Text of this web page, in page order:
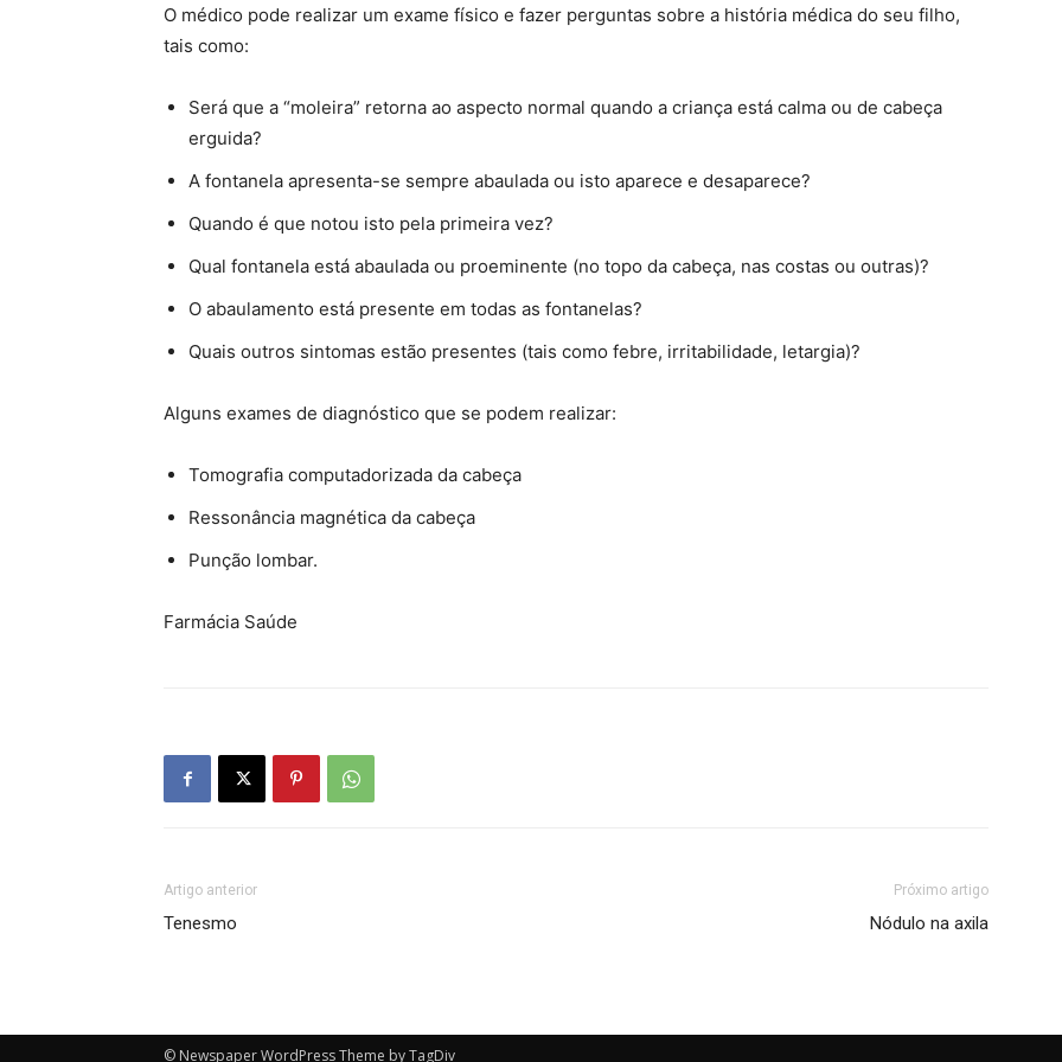
O médico pode realizar um exame físico e fazer perguntas sobre a história médica do seu filho,
tais como:
Será que a “moleira” retorna ao aspecto normal quando a criança está calma ou de cabeça
erguida?
A fontanela apresenta-se sempre abaulada ou isto aparece e desaparece?
Quando é que notou isto pela primeira vez?
Qual fontanela está abaulada ou proeminente (no topo da cabeça, nas costas ou outras)?
O abaulamento está presente em todas as fontanelas?
Quais outros sintomas estão presentes (tais como febre, irritabilidade, letargia)?
Alguns exames de diagnóstico que se podem realizar:
Tomografia computadorizada da cabeça
Ressonância magnética da cabeça
Punção lombar.
Farmácia Saúde
Artigo anterior
Tenesmo
Próximo artigo
Nódulo na axila
© Newspaper WordPress Theme by TagDiv